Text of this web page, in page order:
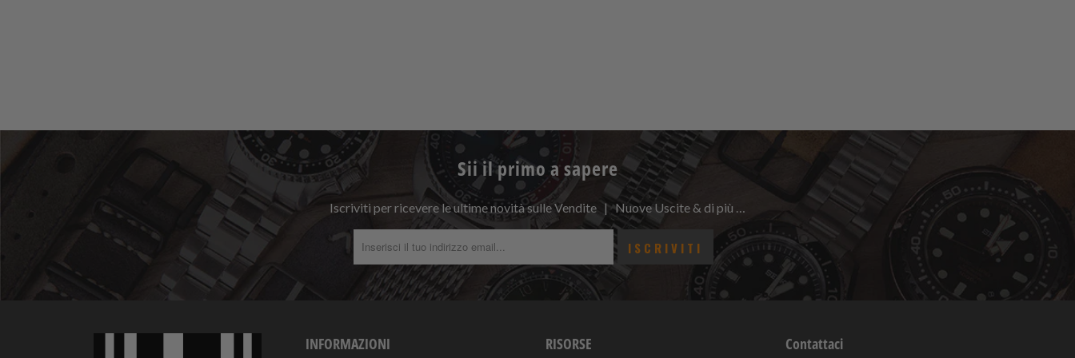
Sii il primo a sapere
Iscriviti per ricevere le ultime novità sulle Vendite | Nuove Uscite & di più …
INFORMAZIONI RISORSE Contattaci